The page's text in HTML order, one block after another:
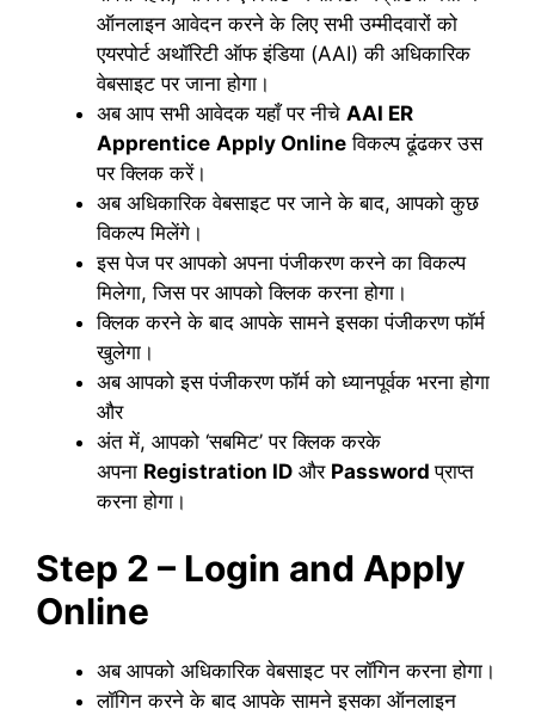
ऑनलाइन आवेदन करने के लिए सभी उम्मीदवारों को
एयरपोर्ट अथॉरिटी ऑफ इंडिया (AAI) की अधिकारिक
वेबसाइट पर जाना होगा।
अब आप सभी आवेदक यहाँ पर नीचे AAI ER
Apprentice Apply Online विकल्प ढूंढकर उस
पर क्लिक करें।
अब अधिकारिक वेबसाइट पर जाने के बाद, आपको कुछ
विकल्प मिलेंगे।
इस पेज पर आपको अपना पंजीकरण करने का विकल्प
मिलेगा, जिस पर आपको क्लिक करना होगा।
क्लिक करने के बाद आपके सामने इसका पंजीकरण फॉर्म
खुलेगा।
अब आपको इस पंजीकरण फॉर्म को ध्यानपूर्वक भरना होगा
और
अंत में, आपको ‘सबमिट’ पर क्लिक करके
अपना Registration ID और Passwordप्राप्त
करना होगा।
Step 2 – Login and Apply
Online
अब आपको अधिकारिक वेबसाइट पर लॉगिन करना होगा।
लॉगिन करने के बाद आपके सामने इसका ऑनलाइन